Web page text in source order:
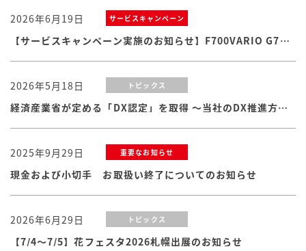
2026年6月19日 サービスキャンペーン
【サービスキャンペーン実施のお知らせ】F700VARIO G7シリーズ
2026年5月18日 トピックス
経済産業省が定める「DX認定」を取得 ～当社のDX推進方針・体制および取り組みが認められました
2025年9月29日 重要なお知らせ
現金および小切手 お取扱い終了についてのお知らせ
2026年6月29日 トピックス
【7/4～7/5】花フェスタ2026札幌出展のお知らせ